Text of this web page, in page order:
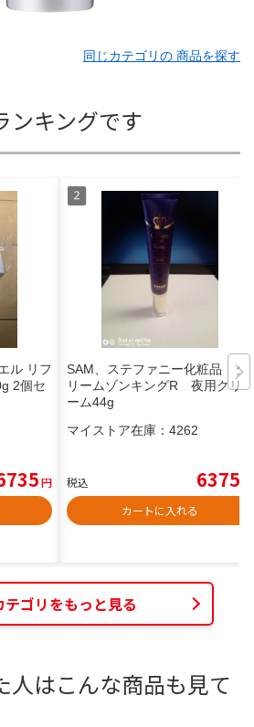
同じカテゴリの 商品を探す
ンキングです
ル リフ
2個セ
円
SAM、ステファニー化粧品 ク
リームゾンキングR 夜用クリ
ーム44g
マイストア在庫： 4262
税込 6375
カートに入れる
テゴリをもっと見る
人はこんな商品も見て